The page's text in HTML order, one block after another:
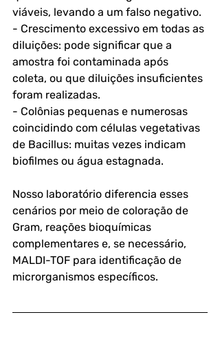
viáveis, levando a um falso negativo.
- Crescimento excessivo em todas as
diluições: pode significar que a
amostra foi contaminada após
coleta, ou que diluições insuficientes
foram realizadas.
- Colônias pequenas e numerosas
coincidindo com células vegetativas
de Bacillus: muitas vezes indicam
biofilmes ou água estagnada.
Nosso laboratório diferencia esses
cenários por meio de coloração de
Gram, reações bioquímicas
complementares e, se necessário,
MALDI-TOF para identificação de
microrganismos específicos.